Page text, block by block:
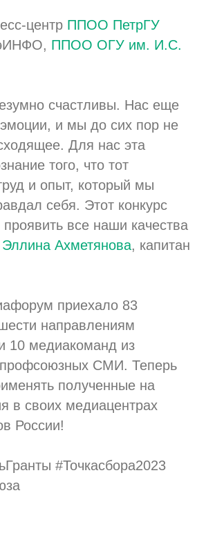
центр ППОО ПетрГУ
ППОО ОГУ им. И.С.
счастливы. Нас еще
и мы до сих пор не
Для нас эта
того, что тот
и опыт, который мы
себя. Этот конкурс
все наши качества
Эллина Ахметянова, капитан
приехало 83
направлениям
10 медиакоманд из
профсоюзных СМИ. Теперь
полученные на
в своих медиацентрах
России!
#Точкасбора2023